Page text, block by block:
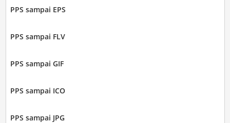
PPS sampai EPS
PPS sampai FLV
PPS sampai GIF
PPS sampai ICO
PPS sampai JPG